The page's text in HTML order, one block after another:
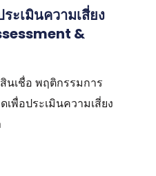
ะเมินความเสี่ยง
&
นเชื่อ พฤติกรรมการ
พื่อประเมินความเสี่ยง